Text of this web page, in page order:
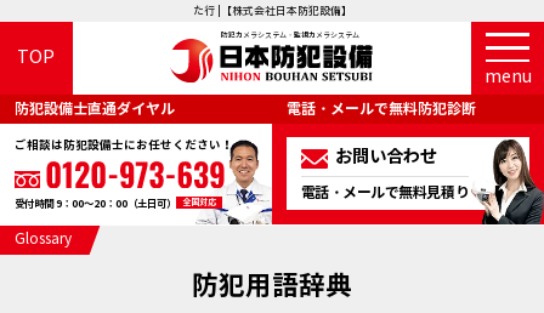
た行 |【株式会社日本防犯設備】
TOP
防犯カメラシステム・監視カメラシステム
防犯設備士直通ダイヤル
ご相談は防犯設備士にお任せください！
受付時間 9：00～20：00（土日可） 全国対応
電話・メールで無料防犯診断
お問い合わせ
電話・メールで無料見積り
menu
防犯用語辞典
Glossary